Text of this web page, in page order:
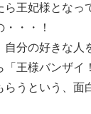
王妃様となっ
・・！
分の好きな人
「王様バンザイ
らうという、面